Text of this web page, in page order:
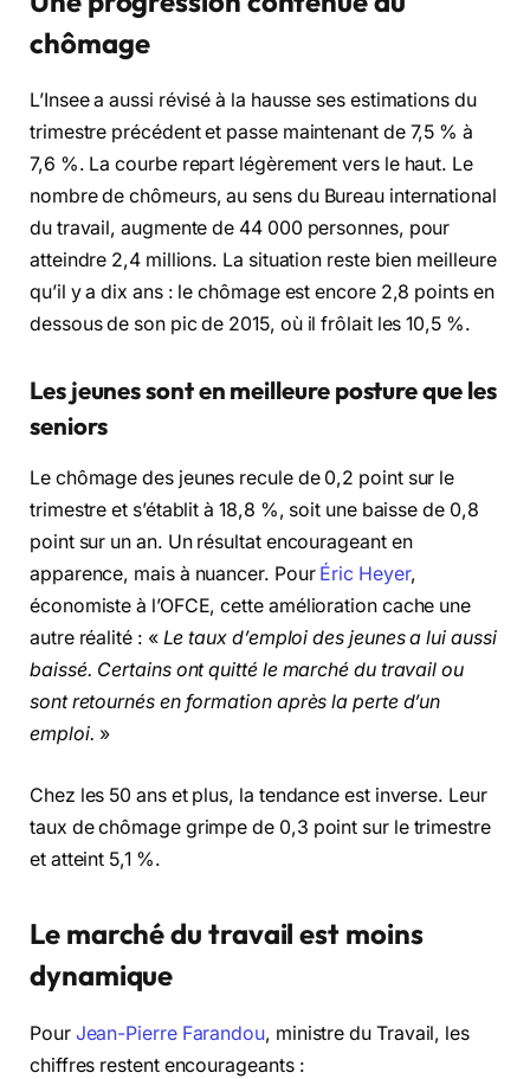
chômage
L’Insee a aussi révisé à la hausse ses estimations du
trimestre précédent et passe maintenant de 7,5 % à
7,6 %. La courbe repart légèrement vers le haut. Le
nombre de chômeurs, au sens du Bureau international
du travail, augmente de 44 000 personnes, pour
atteindre 2,4 millions. La situation reste bien meilleure
qu’il y a dix ans : le chômage est encore 2,8 points en
dessous de son pic de 2015, où il frôlait les 10,5 %.
Les jeunes sont en meilleure posture que les
seniors
Le chômage des jeunes recule de 0,2 point sur le
trimestre et s’établit à 18,8 %, soit une baisse de 0,8
point sur un an. Un résultat encourageant en
apparence, mais à nuancer. Pour Éric Heyer,
économiste à l’OFCE, cette amélioration cache une
autre réalité : « Le taux d’emploi des jeunes a lui aussi
baissé. Certains ont quitté le marché du travail ou
sont retournés en formation après la perte d’un
emploi. »
Chez les 50 ans et plus, la tendance est inverse. Leur
taux de chômage grimpe de 0,3 point sur le trimestre
et atteint 5,1 %.
Le marché du travail est moins
dynamique
Pour Jean-Pierre Farandou, ministre du Travail, les
chiffres restent encourageants :